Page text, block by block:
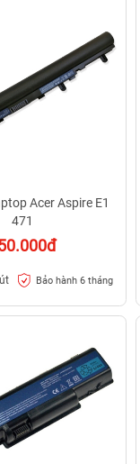
Acer Aspire E1
471
Bảo hành 6 tháng